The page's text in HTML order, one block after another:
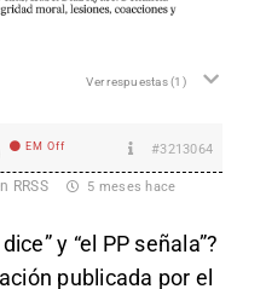
Ver respuestas(1)
EM Off #3213064
RRSS 5 meses hace
y “el PP señala”?
publicada por el